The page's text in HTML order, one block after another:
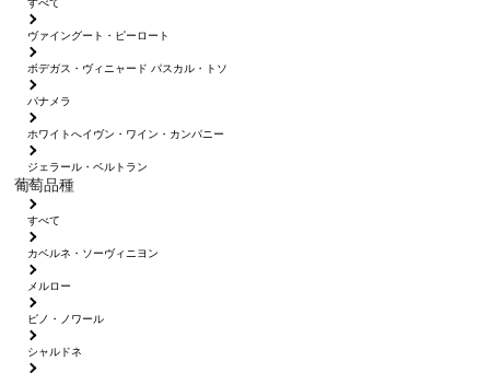
すべて
ヴァイングート・ピーロート
ボデガス・ヴィニャード パスカル・トソ
パナメラ
ホワイトへイヴン・ワイン・カンパニー
ジェラール・ベルトラン
葡萄品種
すべて
カベルネ・ソーヴィニヨン
メルロー
ピノ・ノワール
シャルドネ